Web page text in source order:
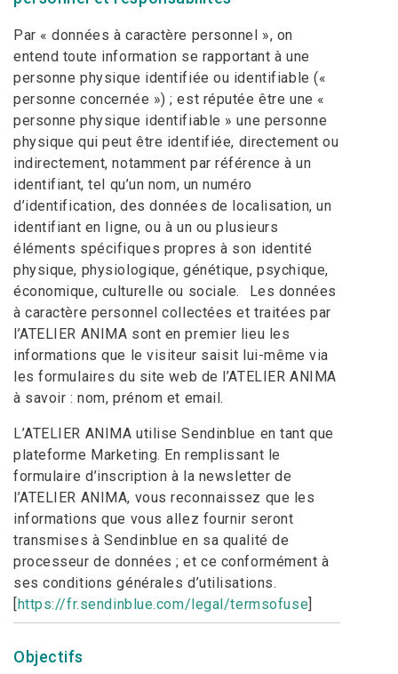
Par « données à caractère personnel », on
entend toute information se rapportant à une
personne physique identifiée ou identifiable («
personne concernée ») ; est réputée être une «
personne physique identifiable » une personne
physique qui peut être identifiée, directement ou
indirectement, notamment par référence à un
identifiant, tel qu’un nom, un numéro
d’identification, des données de localisation, un
identifiant en ligne, ou à un ou plusieurs
éléments spécifiques propres à son identité
physique, physiologique, génétique, psychique,
économique, culturelle ou sociale. Les données
à caractère personnel collectées et traitées par
l’ATELIER ANIMA sont en premier lieu les
informations que le visiteur saisit lui-même via
les formulaires du site web de l’ATELIER ANIMA
à savoir : nom, prénom et email.
L’ATELIER ANIMA utilise Sendinblue en tant que
plateforme Marketing. En remplissant le
formulaire d’inscription à la newsletter de
l’ATELIER ANIMA, vous reconnaissez que les
informations que vous allez fournir seront
transmises à Sendinblue en sa qualité de
processeur de données ; et ce conformément à
ses conditions générales d’utilisations.
[https://fr.sendinblue.com/legal/termsofuse]
Objectifs